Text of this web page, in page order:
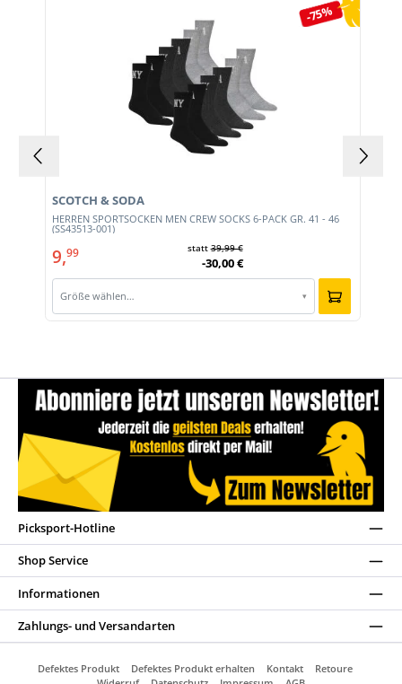
-75%
HERREN SPORTSOCKEN MEN CREW SOCKS 6-PACK GR. 41 - 46
(SS43513-001)
SCOTCH & SODA
9,99 statt39,99 €
-30,00 €
Größe wählen… ▾
Picksport-Hotline
Shop Service
Informationen
Zahlungs- und Versandarten
Defektes Produkt Defektes Produkt erhalten Kontakt
Retoure